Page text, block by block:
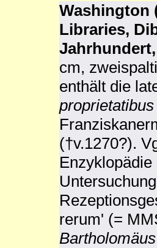
Washington
Libraries,
cm,
enthält die
(†v.1270?).
rerum' (=